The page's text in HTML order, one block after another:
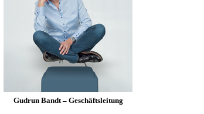
Gudrun Bandt – Geschäftsleitung